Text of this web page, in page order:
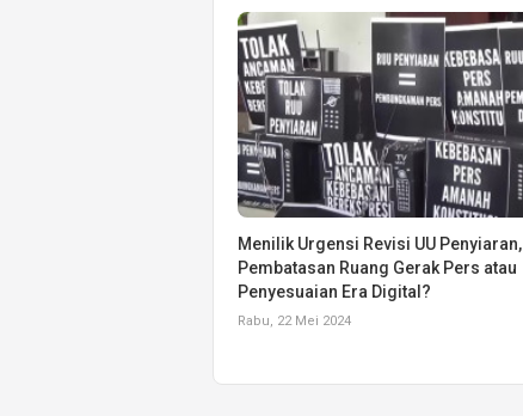
Menilik Urgensi Revisi UU Penyiaran,
Pembatasan Ruang Gerak Pers atau
Penyesuaian Era Digital?
Rabu, 22 Mei 2024